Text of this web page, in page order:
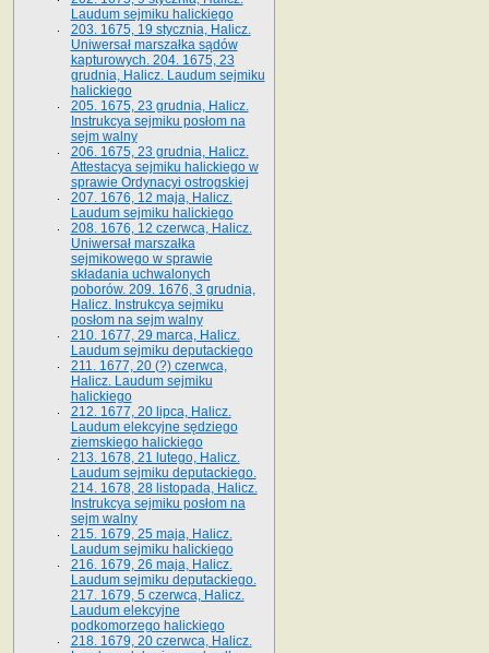
Laudum sejmiku halickiego
203. 1675, 19 stycznia, Halicz.
Uniwersał marszałka sądów
kapturowych. 204. 1675, 23
grudnia, Halicz. Laudum sejmiku
halickiego
205. 1675, 23 grudnia, Halicz.
Instrukcya sejmiku posłom na
sejm walny
206. 1675, 23 grudnia, Halicz.
Attestacya sejmiku halickiego w
sprawie Ordynacyi ostrogskiej
207. 1676, 12 maja, Halicz.
Laudum sejmiku halickiego
208. 1676, 12 czerwca, Halicz.
Uniwersał marszałka
sejmikowego w sprawie
składania uchwalonych
poborów. 209. 1676, 3 grudnia,
Halicz. Instrukcya sejmiku
posłom na sejm walny
210. 1677, 29 marca, Halicz.
Laudum sejmiku deputackiego
211. 1677, 20 (?) czerwca,
Halicz. Laudum sejmiku
halickiego
212. 1677, 20 lipca, Halicz.
Laudum elekcyjne sędziego
ziemskiego halickiego
213. 1678, 21 lutego, Halicz.
Laudum sejmiku deputackiego.
214. 1678, 28 listopada, Halicz.
Instrukcya sejmiku posłom na
sejm walny
215. 1679, 25 maja, Halicz.
Laudum sejmiku halickiego
216. 1679, 26 maja, Halicz.
Laudum sejmiku deputackiego.
217. 1679, 5 czerwca, Halicz.
Laudum elekcyjne
podkomorzego halickiego
218. 1679, 20 czerwca, Halicz.